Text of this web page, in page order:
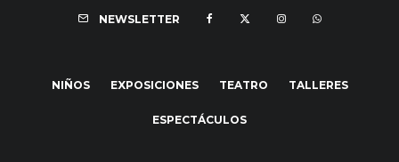
NEWSLETTER
NIÑOS EXPOSICIONES TEATRO TALLERES
ESPECTÁCULOS